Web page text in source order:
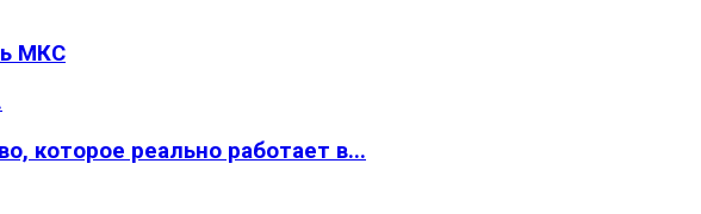
МКС
которое реально работает в...